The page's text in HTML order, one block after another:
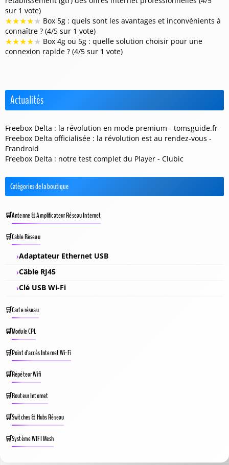
sur 1 vote)
★★★★★ Box 5g : quels sont les avantages et inconvénients à
connaître ? (4/5 sur 1 vote)
★★★★★ Box 4g ou 5g : quelle solution choisir pour une
connexion rapide ? (4/5 sur 1 vote)
Actualités
Freebox Delta : la révolution en mode premium - tomsguide.fr
Freebox Delta officialisée : la révolution est au rendez-vous -
Frandroid
Freebox Delta : notre test complet du Player - Clubic
Catégories de la boutique
Antenne & Amplificateur Réseau Internet
Cable Réseau
Adaptateur Ethernet USB
Câble RJ45
Clé USB Wi-Fi
Carte réseau
Module CPL
Point d’accès Internet Wi-Fi
Répéteur Wifi
Routeur Internet
Switches & Hubs Réseau
Système WIFI Mesh